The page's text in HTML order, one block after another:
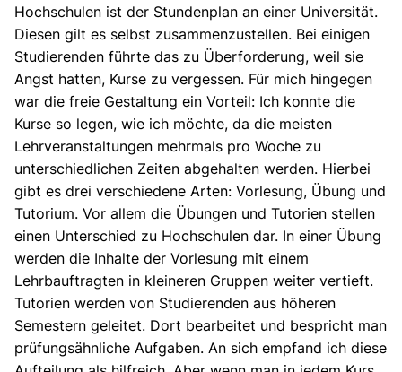
Hochschulen ist der Stundenplan an einer Universität.
Diesen gilt es selbst zusammenzustellen. Bei einigen
Studierenden führte das zu Überforderung, weil sie
Angst hatten, Kurse zu vergessen. Für mich hingegen
war die freie Gestaltung ein Vorteil: Ich konnte die
Kurse so legen, wie ich möchte, da die meisten
Lehrveranstaltungen mehrmals pro Woche zu
unterschiedlichen Zeiten abgehalten werden. Hierbei
gibt es drei verschiedene Arten: Vorlesung, Übung und
Tutorium. Vor allem die Übungen und Tutorien stellen
einen Unterschied zu Hochschulen dar. In einer Übung
werden die Inhalte der Vorlesung mit einem
Lehrbauftragten in kleineren Gruppen weiter vertieft.
Tutorien werden von Studierenden aus höheren
Semestern geleitet. Dort bearbeitet und bespricht man
prüfungsähnliche Aufgaben. An sich empfand ich diese